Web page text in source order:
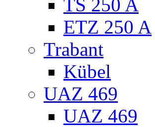
TS 250 A
ETZ 250 A
Trabant
Kübel
UAZ 469
UAZ 469